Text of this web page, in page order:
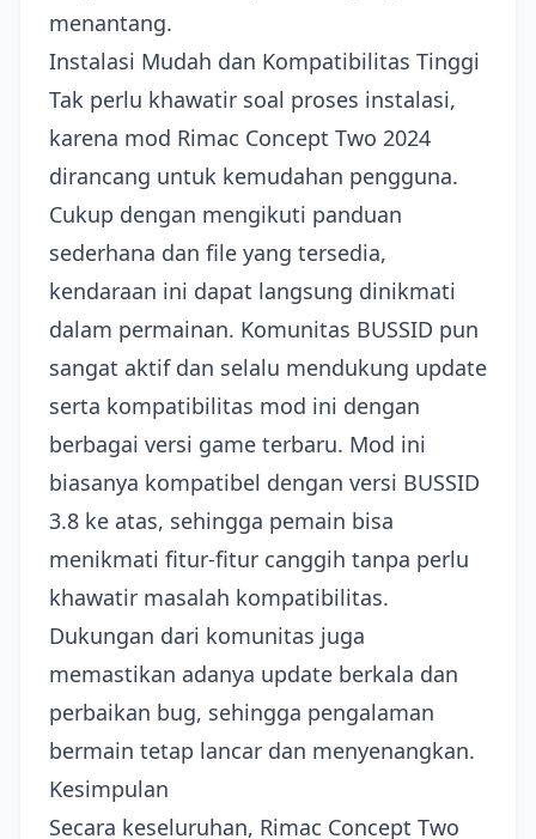
menantang.
Instalasi Mudah dan Kompatibilitas Tinggi
Tak perlu khawatir soal proses instalasi,
karena mod Rimac Concept Two 2024
dirancang untuk kemudahan pengguna.
Cukup dengan mengikuti panduan
sederhana dan file yang tersedia,
kendaraan ini dapat langsung dinikmati
dalam permainan. Komunitas BUSSID pun
sangat aktif dan selalu mendukung update
serta kompatibilitas mod ini dengan
berbagai versi game terbaru. Mod ini
biasanya kompatibel dengan versi BUSSID
3.8 ke atas, sehingga pemain bisa
menikmati fitur-fitur canggih tanpa perlu
khawatir masalah kompatibilitas.
Dukungan dari komunitas juga
memastikan adanya update berkala dan
perbaikan bug, sehingga pengalaman
bermain tetap lancar dan menyenangkan.
Kesimpulan
Secara keseluruhan, Rimac Concept Two